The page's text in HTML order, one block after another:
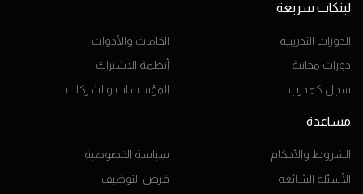
لينكات سريعة
الدورات التدريبية
الخامات والأدوات
دورات مجانية
أنظمة الاشتراك
سجل كمدرب
المؤسسات والشركات
مساعدة
الشروط والأحكام
سياسة الخصوصية
الأسئلة الشائعة
فرص التوظيف